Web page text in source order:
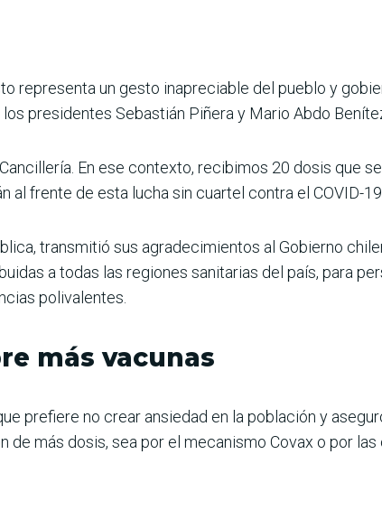
representa un gesto inapreciable del pueblo y
presidentes Sebastián Piñera y Mario Abdo
En ese contexto, recibimos 20 dosis que
frente de esta lucha sin cuartel contra el COVID-
transmitió sus agradecimientos al Gobierno
a todas las regiones sanitarias del país, para
polivalentes.
más vacunas
prefiere no crear ansiedad en la población y
más dosis, sea por el mecanismo Covax o por